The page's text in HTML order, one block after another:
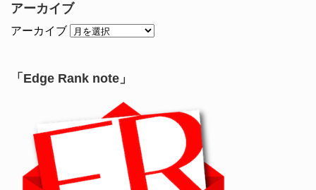
アーカイブ
アーカイブ
「Edge Rank note」